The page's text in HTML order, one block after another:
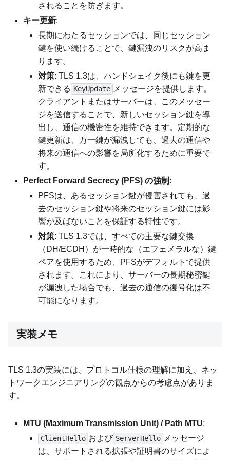
されることを防ぎます。
キー更新:
長期にわたるセッションでは、同じセッション
鍵を使い続けることで、鍵漏洩のリスクが高ま
ります。
対策: TLS 1.3は、ハンドシェイク後にも鍵を更
新できる KeyUpdate メッセージを提供します。
クライアントまたはサーバーは、このメッセー
ジを送信することで、新しいセッション鍵を導
出し、通信の機密性を維持できます。定期的な
鍵更新は、万一鍵が漏洩しても、過去の通信や
将来の通信への影響を局所化するために重要で
す。
Perfect Forward Secrecy (PFS) の強制 :
PFSは、あるセッション鍵が侵害されても、過
去のセッション鍵や将来のセッション鍵には影
響が及ばないことを保証する特性です。
対策: TLS 1.3では、すべての主要な鍵交換
（DH/ECDH）が一時的な（エフェメラルな）鍵
ペアを使用するため、PFSがデフォルトで提供
されます。これにより、サーバーの長期秘密鍵
が漏洩した場合でも、過去の通信の復号化は不
可能になります。
実装メモ
TLS 1.3の実装には、プロトコル仕様の理解に加え、ネッ
トワークエンジニアリングの観点からの考慮点がありま
す。
MTU (Maximum Transmission Unit) / Path MTU:
ClientHello および ServerHello メッセージ
は、サポートされる拡張や証明書のサイズによ